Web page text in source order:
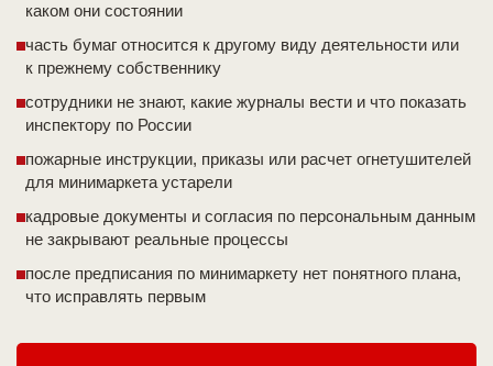
каком они состоянии
часть бумаг относится к другому виду деятельности или
к прежнему собственнику
сотрудники не знают, какие журналы вести и что показать
инспектору по России
пожарные инструкции, приказы или расчет огнетушителей
для минимаркета устарели
кадровые документы и согласия по персональным данным
не закрывают реальные процессы
после предписания по минимаркету нет понятного плана,
что исправлять первым